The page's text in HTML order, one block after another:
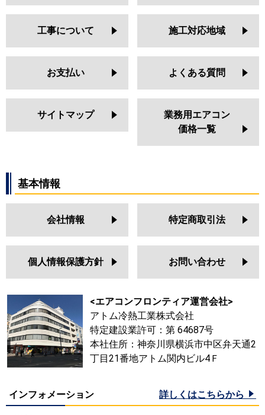
工事について 施工対応地域
お支払い よくある質問
サイトマップ
業務用エアコン
価格一覧
基本情報
会社情報 特定商取引法
個人情報保護方針 お問い合わせ
<エアコンフロンティア運営会社>
アトム冷熱工業株式会社
特定建設業許可：第 64687号
本社住所：神奈川県横浜市中区弁天通2
丁目21番地アトム関内ビル4Ｆ
インフォメーション 詳しくはこちらから